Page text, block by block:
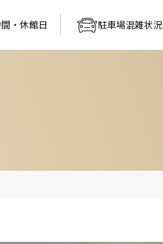
・休館日 駐車場混雑状況